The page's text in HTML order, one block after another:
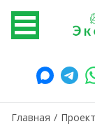
Главная /